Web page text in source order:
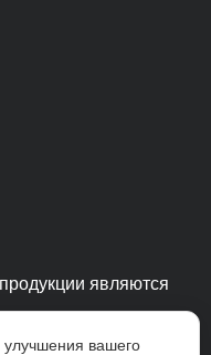
являются
вашего